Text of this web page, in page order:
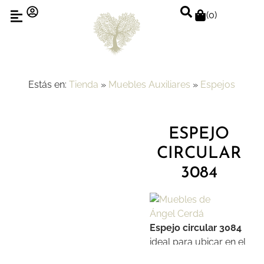
(0)
Estás en: Tienda » Muebles Auxiliares » Espejos
ESPEJO
CIRCULAR
3084
Espejo circular 3084
ideal para ubicar en el